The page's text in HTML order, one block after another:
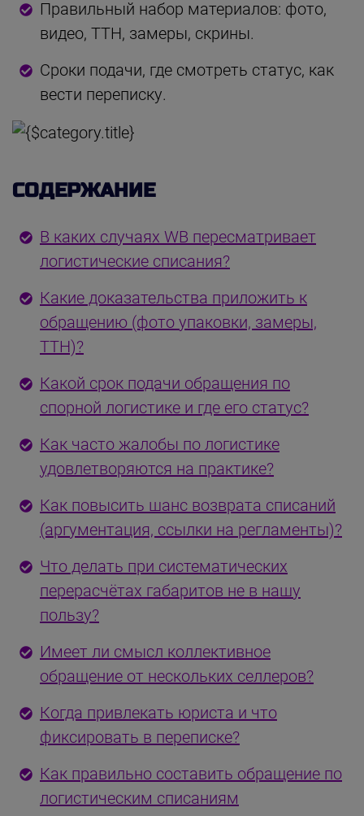
Правильный набор материалов: фото,
видео, ТТН, замеры, скрины.
Сроки подачи, где смотреть статус, как
вести переписку.
СОДЕРЖАНИЕ
В каких случаях WB пересматривает
логистические списания?
Какие доказательства приложить к
обращению (фото упаковки, замеры,
ТТН)?
Какой срок подачи обращения по
спорной логистике и где его статус?
Как часто жалобы по логистике
удовлетворяются на практике?
Как повысить шанс возврата списаний
(аргументация, ссылки на регламенты)?
Что делать при систематических
перерасчётах габаритов не в нашу
пользу?
Имеет ли смысл коллективное
обращение от нескольких селлеров?
Когда привлекать юриста и что
фиксировать в переписке?
Как правильно составить обращение по
логистическим списаниям